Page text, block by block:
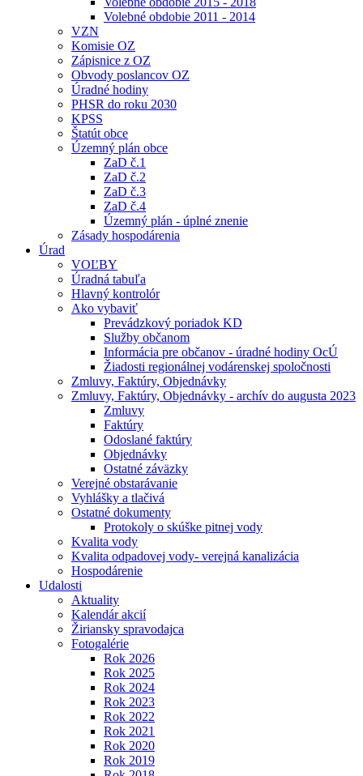
Volebné obdobie 2011 - 2014
VZN
Komisie OZ
Zápisnice z OZ
Obvody poslancov OZ
Úradné hodiny
PHSR do roku 2030
KPSS
Štatút obce
Územný plán obce
ZaD č.1
ZaD č.2
ZaD č.3
ZaD č.4
Územný plán - úplné znenie
Zásady hospodárenia
Úrad
VOĽBY
Úradná tabuľa
Hlavný kontrolór
Ako vybaviť
Prevádzkový poriadok KD
Služby občanom
Informácia pre občanov - úradné hodiny OcÚ
Žiadosti regionálnej vodárenskej spoločnosti
Zmluvy, Faktúry, Objednávky
Zmluvy, Faktúry, Objednávky - archív do augusta 2023
Zmluvy
Faktúry
Odoslané faktúry
Objednávky
Ostatné záväzky
Verejné obstarávanie
Vyhlášky a tlačivá
Ostatné dokumenty
Protokoly o skúške pitnej vody
Kvalita vody
Kvalita odpadovej vody- verejná kanalizácia
Hospodárenie
Udalosti
Aktuality
Kalendár akcií
Žiriansky spravodajca
Fotogalérie
Rok 2026
Rok 2025
Rok 2024
Rok 2023
Rok 2022
Rok 2021
Rok 2020
Rok 2019